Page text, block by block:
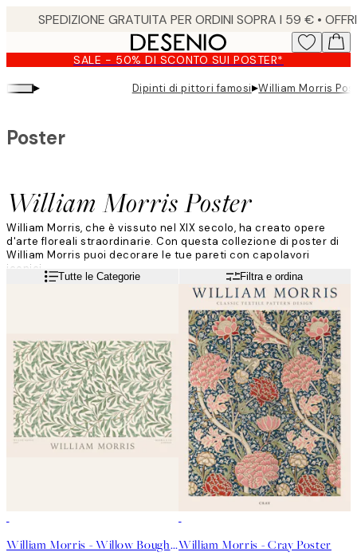
content.
SALE - 50% DI SCONTO SUI POSTER*
▸ Dipinti di pittori famosi▸William Morris
William Morris Poster
Poster
William Morris, che è vissuto nel XIX secolo, ha creato opere
d'arte floreali straordinarie. Con questa collezione di poster di
William Morris puoi decorare le tue pareti con capolavori
iconici.
Leggi di piùTutte le Categorie Filtra e ordina
William Morris - Willow Bough Landscape PosterWilliam Morris - Cray Poster